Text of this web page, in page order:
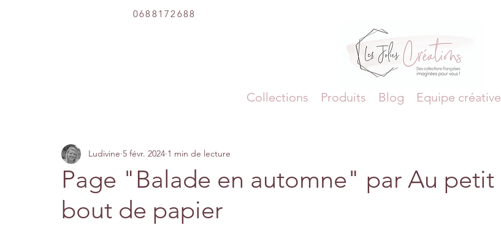
0688172688
Collections Produits Blog Equipe créative
Page "Balade en automne" par Au petit
bout de papier
Ludivine 5 févr. 2024 1 min de lecture